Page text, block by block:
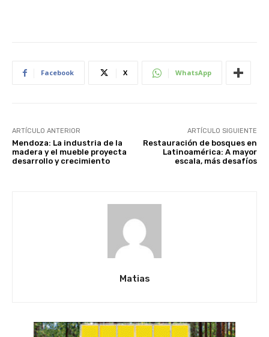
Facebook X WhatsApp
ARTÍCULO ANTERIOR
Mendoza: La industria de la
madera y el mueble proyecta
desarrollo y crecimiento
ARTÍCULO SIGUIENTE
Restauración de bosques en
Latinoamérica: A mayor
escala, más desafíos
Matias